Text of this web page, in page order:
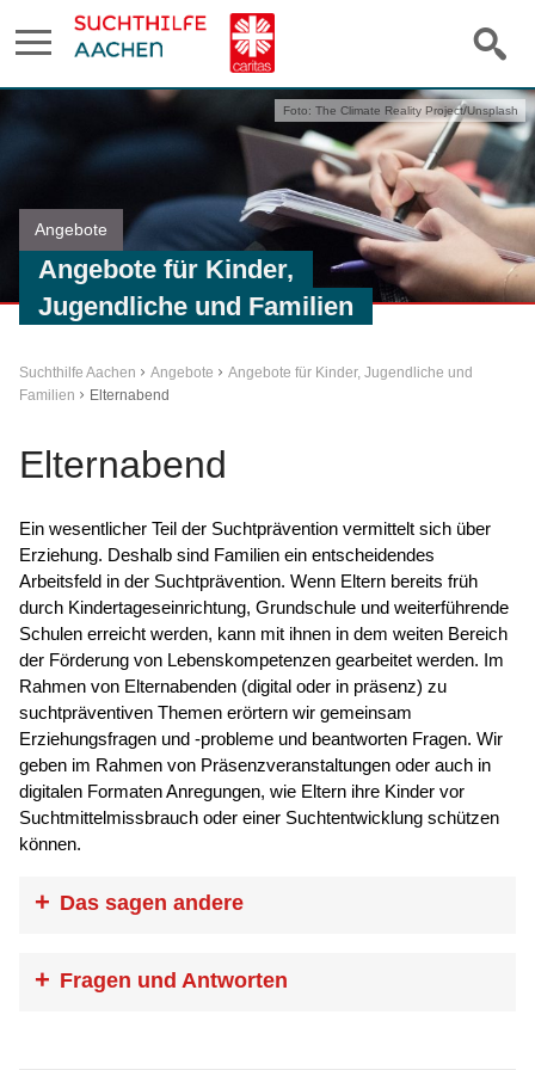
Angebote
Angebote für Kinder,
Jugendliche und Familien
Foto: The Climate Reality Project/Unsplash
Suchthilfe Aachen Angebote
Angebote für Kinder, Jugendliche und
Familien
Elternabend
Elternabend
Ein wesentlicher Teil der Suchtprävention vermittelt sich über
Erziehung. Deshalb sind Familien ein entscheidendes
Arbeitsfeld in der Suchtprävention. Wenn Eltern bereits früh
durch Kindertageseinrichtung, Grundschule und weiterführende
Schulen erreicht werden, kann mit ihnen in dem weiten Bereich
der Förderung von Lebenskompetenzen gearbeitet werden. Im
Rahmen von Elternabenden (digital oder in präsenz) zu
suchtpräventiven Themen erörtern wir gemeinsam
Erziehungsfragen und -probleme und beantworten Fragen. Wir
geben im Rahmen von Präsenzveranstaltungen oder auch in
digitalen Formaten Anregungen, wie Eltern ihre Kinder vor
Suchtmittelmissbrauch oder einer Suchtentwicklung schützen
können.
Das sagen andere
„Vielen Dank für die hilfreichen
Informationen, die Sie trotz der
Fragen und Antworten